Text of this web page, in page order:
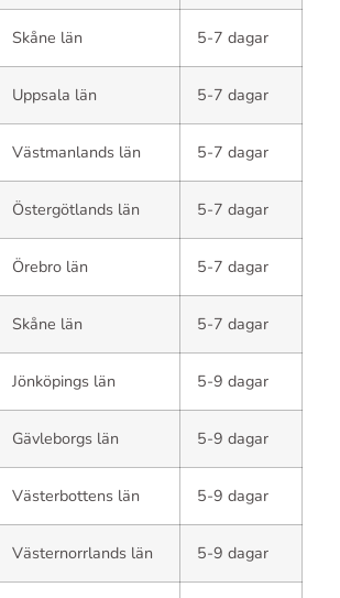
Skåne län 5-7 dagar
Uppsala län 5-7 dagar
Västmanlands län 5-7 dagar
Östergötlands län 5-7 dagar
Örebro län 5-7 dagar
Skåne län 5-7 dagar
Jönköpings län 5-9 dagar
Gävleborgs län 5-9 dagar
Västerbottens län 5-9 dagar
Västernorrlands län 5-9 dagar